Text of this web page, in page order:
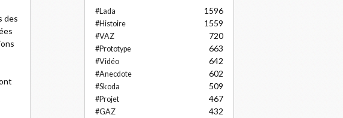
des
#Lada 1596
#Histoire 1559
#VAZ 720
#Prototype 663
#Vidéo 642
#Anecdote 602
#Skoda 509
#Projet 467
#GAZ 432